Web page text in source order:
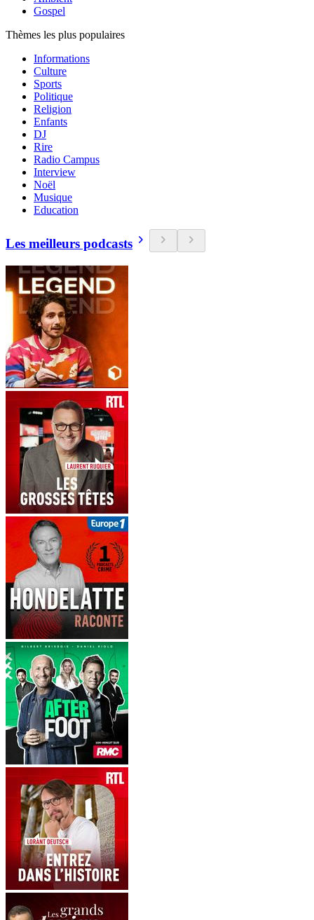
Gospel
Thèmes les plus populaires
Informations
Culture
Sports
Politique
Religion
Enfants
DJ
Rire
Radio Campus
Interview
Noël
Musique
Education
Les meilleurs podcasts